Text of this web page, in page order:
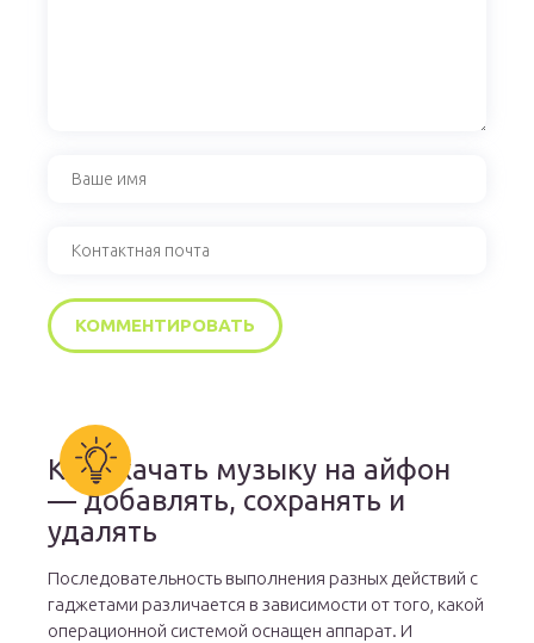
Как скачать музыку на айфон
— добавлять, сохранять и
удалять
Последовательность выполнения разных действий с
гаджетами различается в зависимости от того, какой
операционной системой оснащен аппарат. И